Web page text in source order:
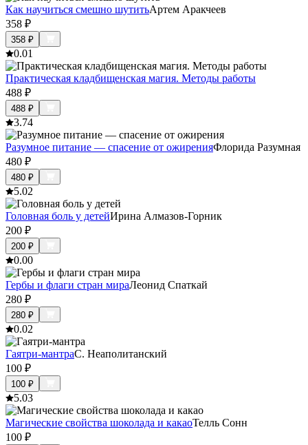
Как научиться смешно шутитьАртем Аракчеев
358 ₽
358 ₽
0.01
Практическая кладбищенская магия. Методы работы
488 ₽
488 ₽
3.74
Разумное питание — спасение от ожиренияФлорида Разумная
480 ₽
480 ₽
5.02
Головная боль у детейИрина Алмазов-Горник
200 ₽
200 ₽
0.00
Гербы и флаги стран мираЛеонид Спаткай
280 ₽
280 ₽
0.02
Гаятри-мантраС. Неаполитанский
100 ₽
100 ₽
5.03
Магические свойства шоколада и какаоТелль Сонн
100 ₽